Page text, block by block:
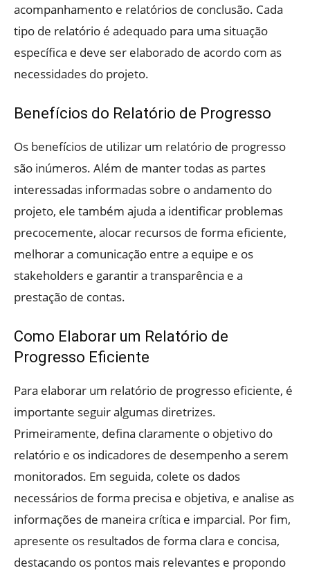
acompanhamento e relatórios de conclusão. Cada
tipo de relatório é adequado para uma situação
específica e deve ser elaborado de acordo com as
necessidades do projeto.
Benefícios do Relatório de Progresso
Os benefícios de utilizar um relatório de progresso
são inúmeros. Além de manter todas as partes
interessadas informadas sobre o andamento do
projeto, ele também ajuda a identificar problemas
precocemente, alocar recursos de forma eficiente,
melhorar a comunicação entre a equipe e os
stakeholders e garantir a transparência e a
prestação de contas.
Como Elaborar um Relatório de
Progresso Eficiente
Para elaborar um relatório de progresso eficiente, é
importante seguir algumas diretrizes.
Primeiramente, defina claramente o objetivo do
relatório e os indicadores de desempenho a serem
monitorados. Em seguida, colete os dados
necessários de forma precisa e objetiva, e analise as
informações de maneira crítica e imparcial. Por fim,
apresente os resultados de forma clara e concisa,
destacando os pontos mais relevantes e propondo